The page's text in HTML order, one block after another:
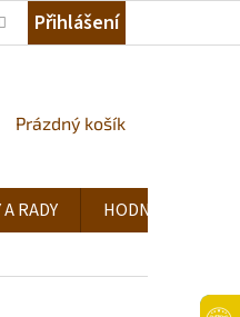
TIPY A RADY
Přihlášení
NÁKUPNÍ
Prázdný košík
RADY HODNOCENÍ